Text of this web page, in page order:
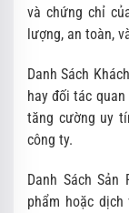
và chứng chỉ
lượng, an toàn,
Danh Sách
hay đối tác
tăng cường uy
công ty.
Danh Sách
phẩm hoặc